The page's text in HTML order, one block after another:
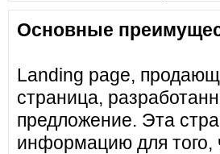
Основные
Landing page,
страница,
предложение. Эта
информацию для того,